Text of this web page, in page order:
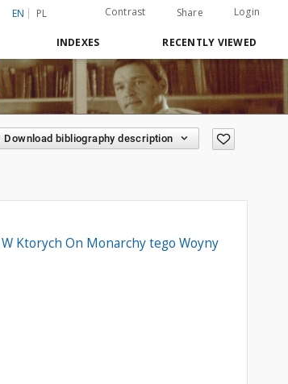
EN PL Contrast Share Login
INDEXES RECENTLY VIEWED
Download bibliography description
Ktorych On Monarchy tego Woyny